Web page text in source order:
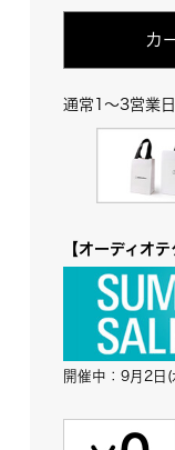
カ
通常1～3営業
【オーディオ
開催中：9月2日